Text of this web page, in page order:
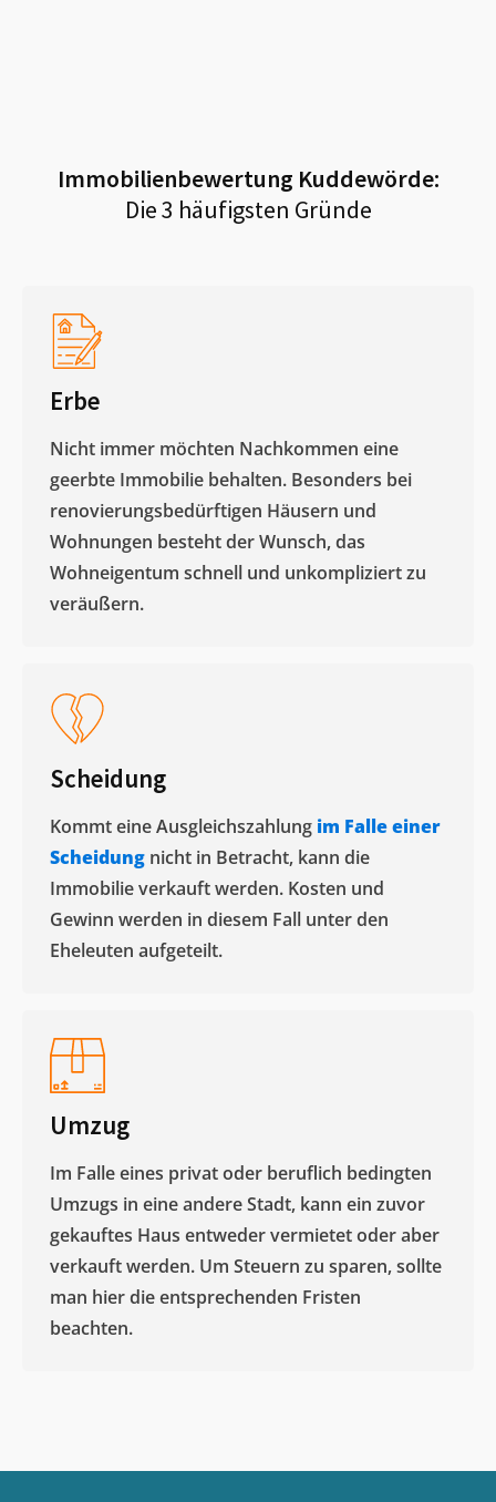
Immobilienbewertung Kuddewörde:
Die 3 häufigsten Gründe
Erbe
Nicht immer möchten Nachkommen eine
geerbte Immobilie behalten. Besonders bei
renovierungsbedürftigen Häusern und
Wohnungen besteht der Wunsch, das
Wohneigentum schnell und unkompliziert zu
veräußern. ​
Scheidung
Kommt eine Ausgleichszahlung im Falle einer
Scheidung nicht in Betracht, kann die
Immobilie verkauft werden. Kosten und
Gewinn werden in diesem Fall unter den
Eheleuten aufgeteilt.​
Umzug
Im Falle eines privat oder beruflich bedingten
Umzugs in eine andere Stadt, kann ein zuvor
gekauftes Haus entweder vermietet oder aber
verkauft werden. Um Steuern zu sparen, sollte
man hier die entsprechenden Fristen
beachten.